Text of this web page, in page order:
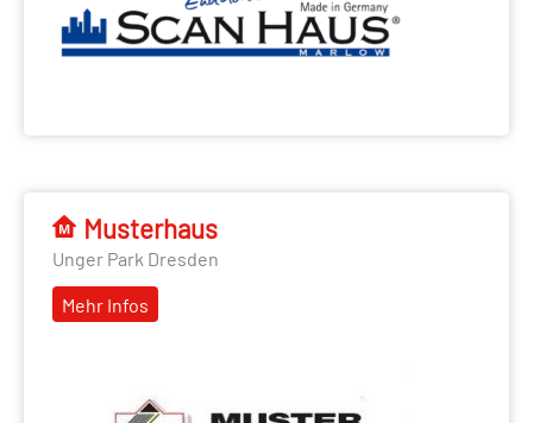
Musterhaus
Unger Park Dresden
Mehr Infos